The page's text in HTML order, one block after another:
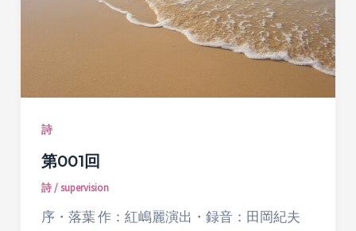
詩
第001回
詩/supervision
序・落葉 作：紅嶋麗演出・録音：田岡紀夫